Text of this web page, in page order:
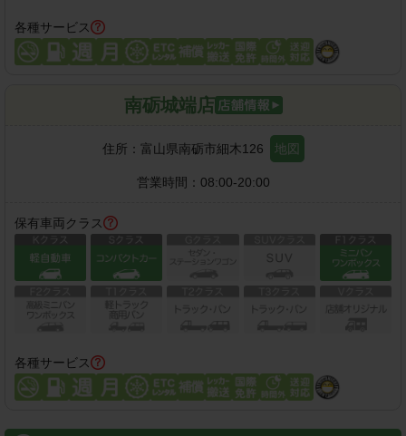
各種サービス
南砺城端店
住所： 富山県南砺市細木126 地図
営業時間： 08:00-20:00
保有車両クラス
各種サービス